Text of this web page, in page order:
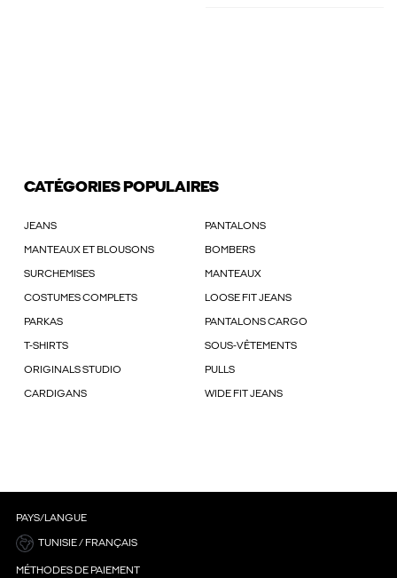
CATÉGORIES POPULAIRES
JEANS PANTALONS
MANTEAUX ET BLOUSONS BOMBERS
SURCHEMISES MANTEAUX
COSTUMES COMPLETS LOOSE FIT JEANS
PARKAS PANTALONS CARGO
T-SHIRTS SOUS-VÊTEMENTS
ORIGINALS STUDIO PULLS
CARDIGANS WIDE FIT JEANS
PAYS/LANGUE
TUNISIE / FRANÇAIS
MÉTHODES DE PAIEMENT